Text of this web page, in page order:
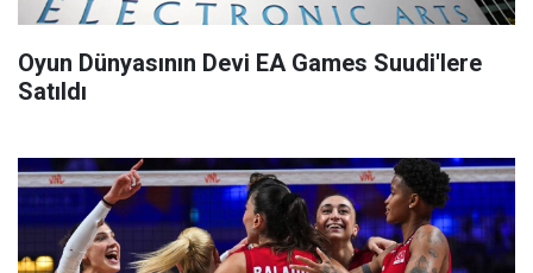
Oyun Dünyasının Devi EA Games Suudi'lere
Satıldı